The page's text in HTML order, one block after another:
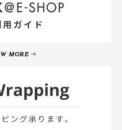
MORE